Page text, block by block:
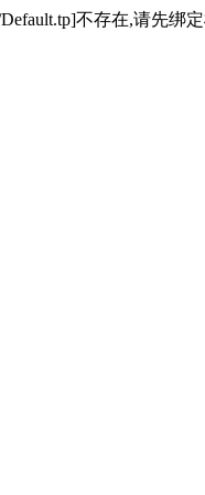
不存在,请先绑